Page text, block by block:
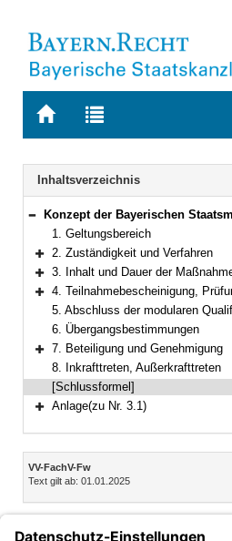
Zur
BAYERN.RECHT
Zur
letzten
Suche
Navigation
Inhaltsverzeichnis
Bereich reduzieren
Konzept der Bayerischen Staatsministerien des Innern, für Sport und Integration und für Wissenschaft und Kunst zur
1. Geltungsbereich
Bereich erweitern
2. Zuständigkeit und Verfahren
Bereich erweitern
3. Inhalt und Dauer der
Bereich erweitern
4. Teilnahmebescheinigung,
5. Abschluss der modularen
6. Übergangsbestimmungen
Bereich erweitern
7. Beteiligung und Genehmigung
8. Inkrafttreten, Außerkrafttreten
[Schlussformel]
Anlage(zu Nr. 3.1)
Inhalt
VV-FachV-Fw
Text gilt ab: 01.01.2025